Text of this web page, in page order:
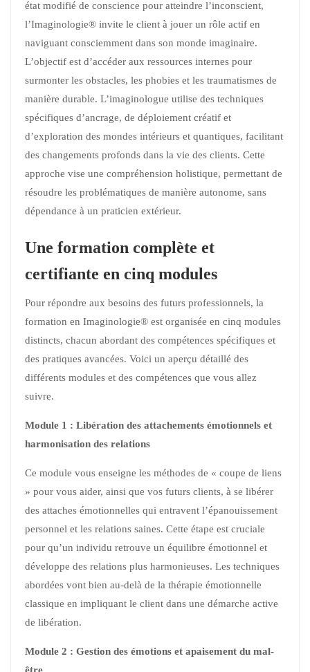
état modifié de conscience pour atteindre l’inconscient,
l’Imaginologie® invite le client à jouer un rôle actif en
naviguant consciemment dans son monde imaginaire.
L’objectif est d’accéder aux ressources internes pour
surmonter les obstacles, les phobies et les traumatismes de
manière durable. L’imaginologue utilise des techniques
spécifiques d’ancrage, de déploiement créatif et
d’exploration des mondes intérieurs et quantiques, facilitant
des changements profonds dans la vie des clients. Cette
approche vise une compréhension holistique, permettant de
résoudre les problématiques de manière autonome, sans
dépendance à un praticien extérieur.
Une formation complète et
certifiante en cinq modules
Pour répondre aux besoins des futurs professionnels, la
formation en Imaginologie® est organisée en cinq modules
distincts, chacun abordant des compétences spécifiques et
des pratiques avancées. Voici un aperçu détaillé des
différents modules et des compétences que vous allez
suivre.
Module 1 : Libération des attachements émotionnels et
harmonisation des relations
Ce module vous enseigne les méthodes de « coupe de liens
» pour vous aider, ainsi que vos futurs clients, à se libérer
des attaches émotionnelles qui entravent l’épanouissement
personnel et les relations saines. Cette étape est cruciale
pour qu’un individu retrouve un équilibre émotionnel et
développe des relations plus harmonieuses. Les techniques
abordées vont bien au-delà de la thérapie émotionnelle
classique en impliquant le client dans une démarche active
de libération.
Module 2 : Gestion des émotions et apaisement du mal-